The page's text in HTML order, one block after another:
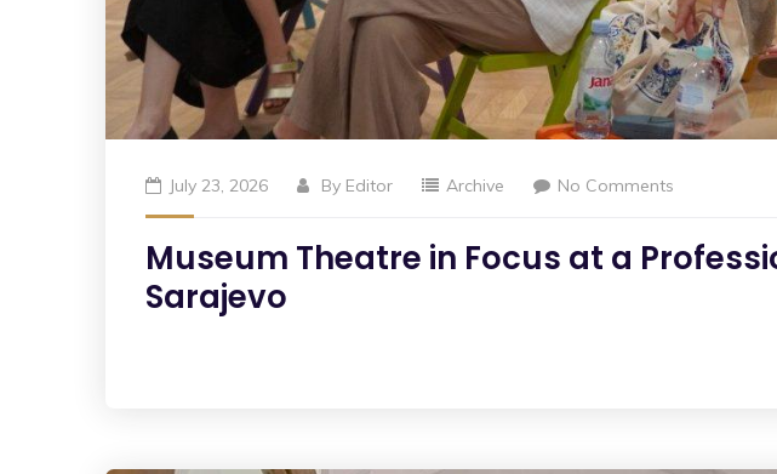
July 23, 2026 By Editor Archive No Comments
Museum Theatre in Focus at a
Sarajevo